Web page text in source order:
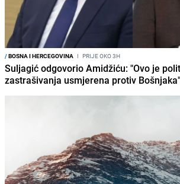
/BOSNA I HERCEGOVINA I PRIJE OKO 3H
Suljagić odgovorio Amidžiću: "Ovo je
zastrašivanja usmjerena protiv Bošnjaka"